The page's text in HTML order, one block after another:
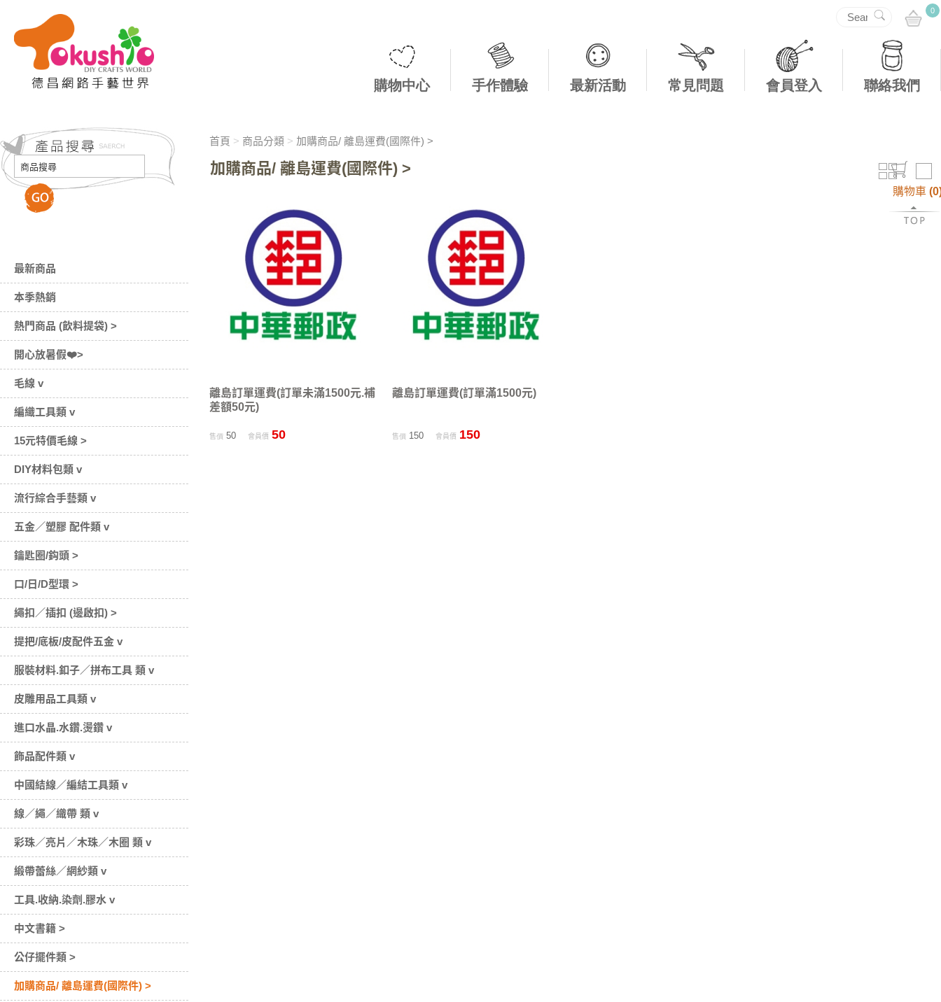
0
購物中心 手作體驗 最新活動 常見問題 會員登入 聯絡我們
購物車 (0
最新商品
本季熱銷
熱門商品 (飲料提袋) >
開心放暑假❤️>
毛線 v
編織工具類 v
15元特價毛線 >
DIY材料包類 v
流行綜合手藝類 v
五金／塑膠 配件類 v
鑰匙圈/鈎頭 >
口/日/D型環 >
繩扣／插扣 (邊啟扣) >
提把/底板/皮配件五金 v
服裝材料.釦子／拼布工具 類 v
皮雕用品工具類 v
進口水晶.水鑽.燙鑽 v
飾品配件類 v
中國結線／編結工具類 v
線／繩／織帶 類 v
彩珠／亮片／木珠／木圈 類 v
緞帶蕾絲／網紗類 v
工具.收納.染劑.膠水 v
中文書籍 >
公仔擺件類 >
加購商品/ 離島運費(國際件) >
首頁 > 商品分類> 加購商品/ 離島運費(國際件) >
加購商品/ 離島運費(國際件) >
離島訂單運費(訂單未滿1500元.補
差額50元)
售價50 會員價 50
離島訂單運費(訂單滿1500元)
售價 150 會員價 150